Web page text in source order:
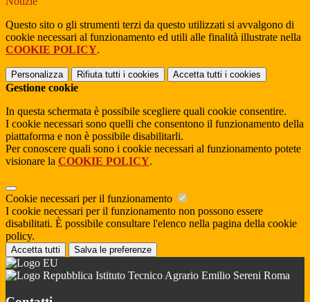
Questo sito o gli strumenti terzi da questo utilizzati si avvalgono di
cookie necessari al funzionamento ed utili alle finalità illustrate nella
COOKIE POLICY.
Personalizza Rifiuta tutti i cookies Accetta tutti i cookies
Gestione cookie
In questa schermata è possibile scegliere quali cookie consentire.
I cookie necessari sono quelli che consentono il funzionamento della
piattaforma e non è possibile disabilitarli.
Per conoscere quali sono i cookie necessari al funzionamento potete
visionare la COOKIE POLICY.
Cookie necessari per il funzionamento
I cookie necessari per il funzionamento non possono essere
disabilitati. È possibile consultare l'elenco nella pagina della cookie
policy.
Accetta tutti Salva le preferenze
Istituto Tecnico Agrario Emilio Sereni Roma